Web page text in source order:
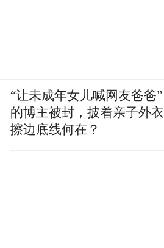
“让未成年女儿喊网友爸爸”
的博主被封，披着亲子外衣
擦边底线何在？